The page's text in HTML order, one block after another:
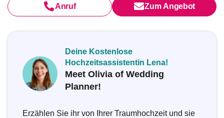
Anruf Zum Angebot
Deine Kostenlose
Hochzeitsassistentin Lena!
Meet Olivia of Wedding
Planner!
Erzählen Sie ihr von Ihrer Traumhochzeit und sie